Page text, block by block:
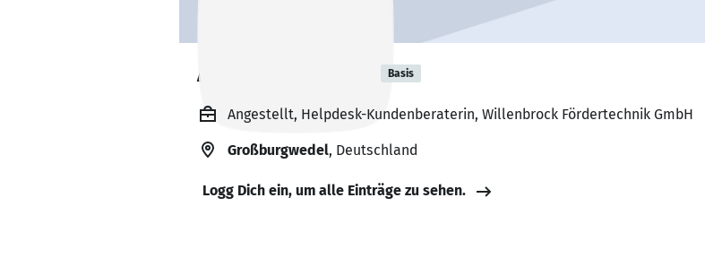
Annalina Chikhi Basis
Angestellt, Helpdesk-Kundenberaterin, Willenbrock Fördertechnik GmbH
Großburgwedel, Deutschland
Logg Dich ein, um alle Einträge zu sehen.